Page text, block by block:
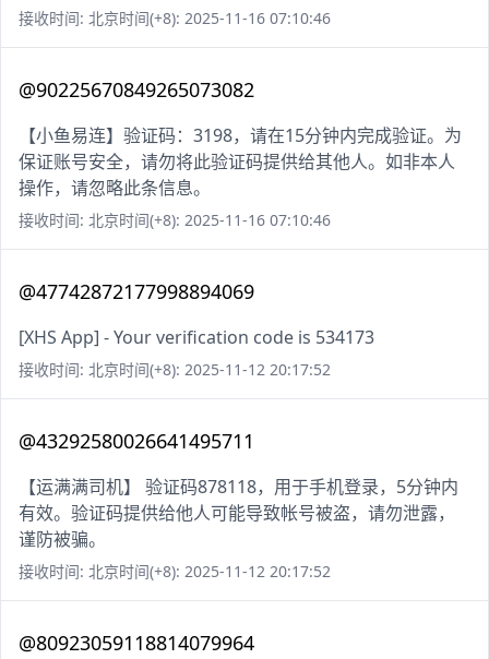
接收时间: 北京时间(+8): 2025-11-16 07:10:46
@90225670849265073082
【小鱼易连】验证码：3198，请在15分钟内完成验证。为
保证账号安全，请勿将此验证码提供给其他人。如非本人
操作，请忽略此条信息。
接收时间: 北京时间(+8): 2025-11-16 07:10:46
@47742872177998894069
[XHS App] - Your verification code is 534173
接收时间: 北京时间(+8): 2025-11-12 20:17:52
@43292580026641495711
【运满满司机】 验证码878118，用于手机登录，5分钟内
有效。验证码提供给他人可能导致帐号被盗，请勿泄露，
谨防被骗。
接收时间: 北京时间(+8): 2025-11-12 20:17:52
@80923059118814079964